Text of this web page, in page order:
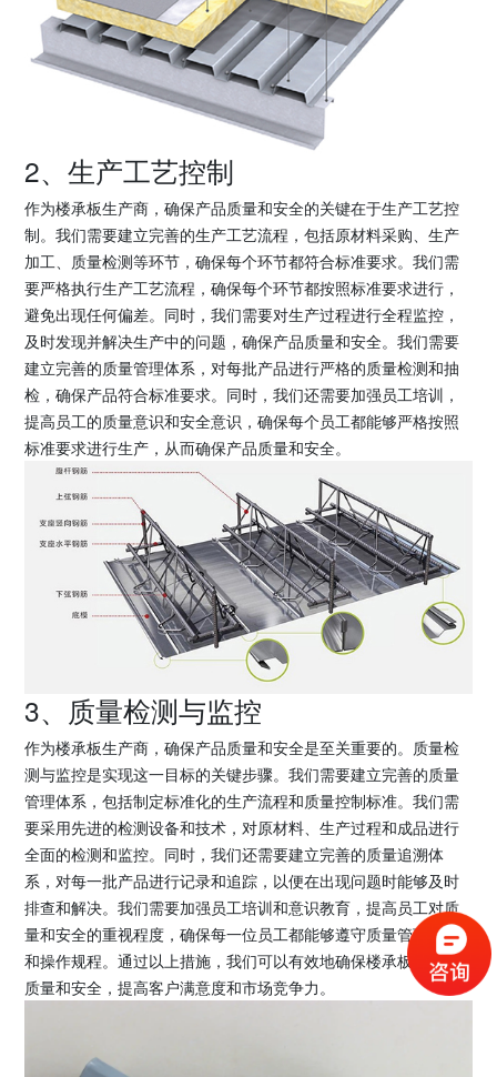
2、生产工艺控制
作为楼承板生产商，确保产品质量和安全的关键在于生产工艺控
制。我们需要建立完善的生产工艺流程，包括原材料采购、生产
加工、质量检测等环节，确保每个环节都符合标准要求。我们需
要严格执行生产工艺流程，确保每个环节都按照标准要求进行，
避免出现任何偏差。同时，我们需要对生产过程进行全程监控，
及时发现并解决生产中的问题，确保产品质量和安全。我们需要
建立完善的质量管理体系，对每批产品进行严格的质量检测和抽
检，确保产品符合标准要求。同时，我们还需要加强员工培训，
提高员工的质量意识和安全意识，确保每个员工都能够严格按照
标准要求进行生产，从而确保产品质量和安全。
3、质量检测与监控
作为楼承板生产商，确保产品质量和安全是至关重要的。质量检
测与监控是实现这一目标的关键步骤。我们需要建立完善的质量
管理体系，包括制定标准化的生产流程和质量控制标准。我们需
要采用先进的检测设备和技术，对原材料、生产过程和成品进行
全面的检测和监控。同时，我们还需要建立完善的质量追溯体
系，对每一批产品进行记录和追踪，以便在出现问题时能够及时
排查和解决。我们需要加强员工培训和意识教育，提高员工对质
量和安全的重视程度，确保每一位员工都能够遵守质量管理标准
和操作规程。通过以上措施，我们可以有效地确保楼承板产品的
质量和安全，提高客户满意度和市场竞争力。